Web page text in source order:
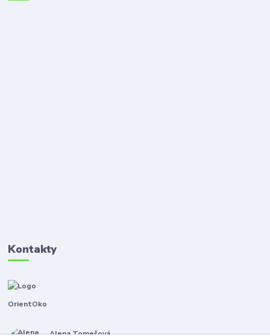
Kontakty
OrientOko
Alena Tomešová